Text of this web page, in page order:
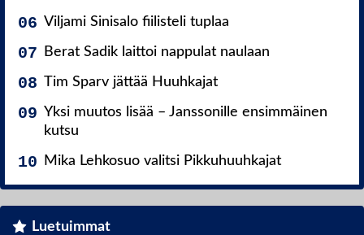
Viljami Sinisalo fiilisteli tuplaa
Berat Sadik laittoi nappulat naulaan
Tim Sparv jättää Huuhkajat
Yksi muutos lisää – Janssonille ensimmäinen
kutsu
Mika Lehkosuo valitsi Pikkuhuuhkajat
Luetuimmat